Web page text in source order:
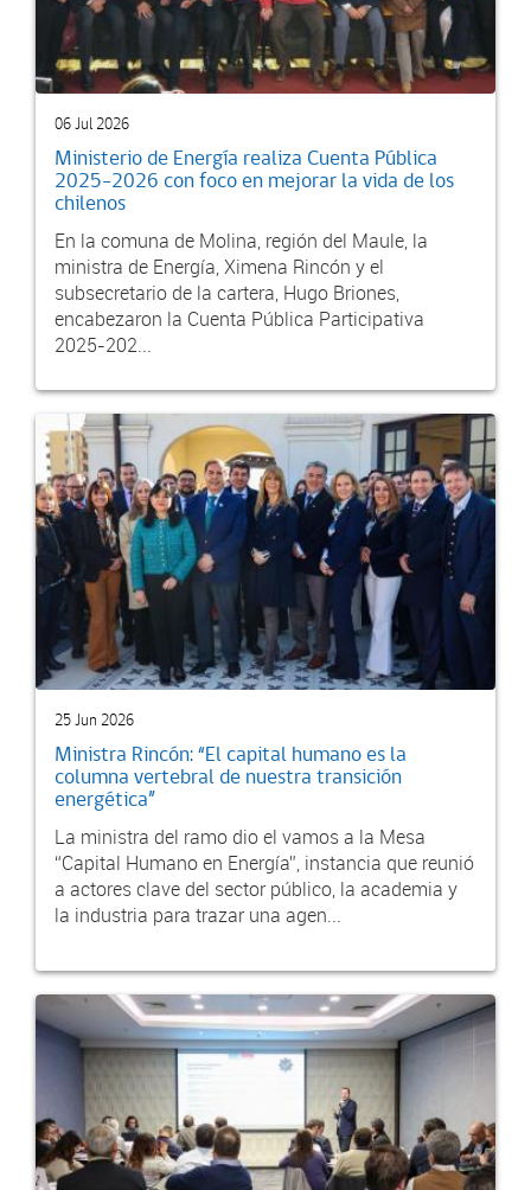
06 Jul 2026
Ministerio de Energía realiza Cuenta Pública
2025-2026 con foco en mejorar la vida de los
chilenos
En la comuna de Molina, región del Maule, la
ministra de Energía, Ximena Rincón y el
subsecretario de la cartera, Hugo Briones,
encabezaron la Cuenta Pública Participativa
2025-202...
25 Jun 2026
Ministra Rincón: “El capital humano es la
columna vertebral de nuestra transición
energética”
La ministra del ramo dio el vamos a la Mesa
“Capital Humano en Energía”, instancia que reunió
a actores clave del sector público, la academia y
la industria para trazar una agen...